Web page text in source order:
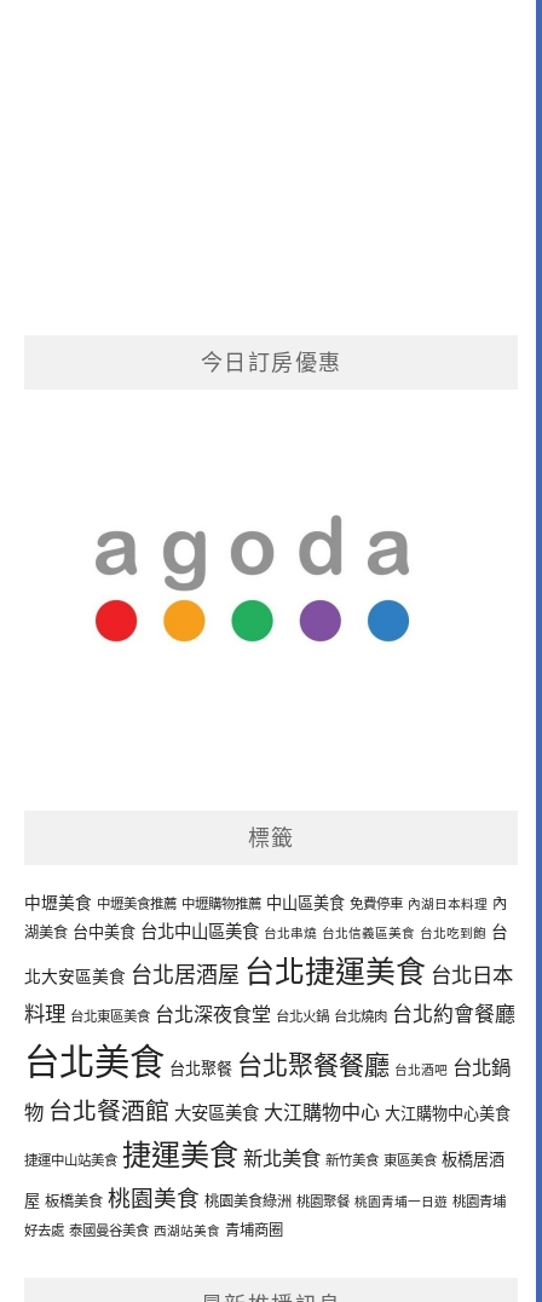
今日訂房優惠
標籤
中壢美食 中壢美食推薦 中壢購物推薦 中山區美食 免費停車 內湖日本料理 內
湖美食 台中美食 台北中山區美食 台北串燒 台北信義區美食 台北吃到飽 台
北大安區美食 台北居酒屋 台北捷運美食 台北日本
料理 台北東區美食 台北深夜食堂 台北火鍋 台北燒肉 台北約會餐廳
台北美食 台北聚餐 台北聚餐餐廳 台北酒吧 台北鍋
物 台北餐酒館 大安區美食 大江購物中心 大江購物中心美食
捷運中山站美食 捷運美食 新北美食 新竹美食 東區美食 板橋居酒
屋 板橋美食 桃園美食 桃園美食綠洲 桃園聚餐 桃園青埔一日遊 桃園青埔
好去處 泰國曼谷美食 西湖站美食 青埔商圈